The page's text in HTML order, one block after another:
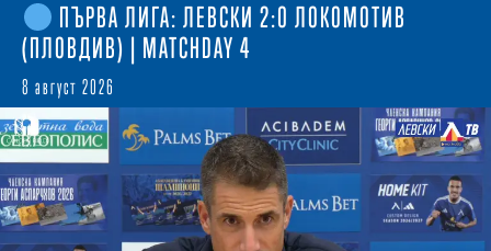
ПЪРВА ЛИГА: ЛЕВСКИ 2:0 ЛОКОМОТИВ
(ПЛОВДИВ) | MATCHDAY 4
8 август 2026